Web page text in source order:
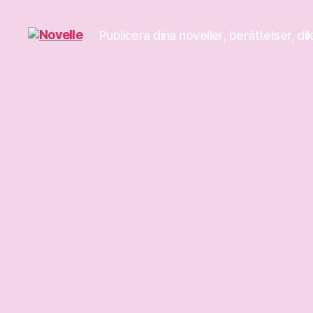
Publicera dina noveller, berättelser,